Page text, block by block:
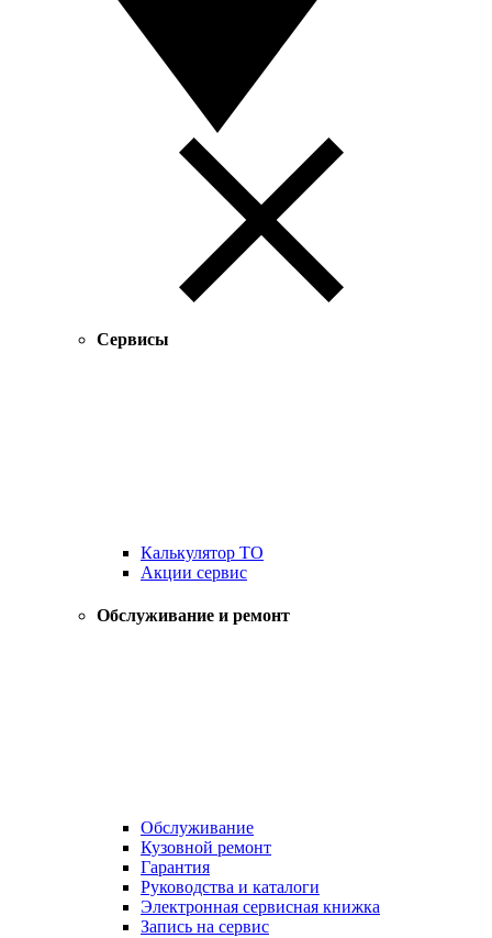
Сервисы
Калькулятор ТО
Акции сервис
Обслуживание и ремонт
Обслуживание
Кузовной ремонт
Гарантия
Руководства и каталоги
Электронная сервисная книжка
Запись на сервис